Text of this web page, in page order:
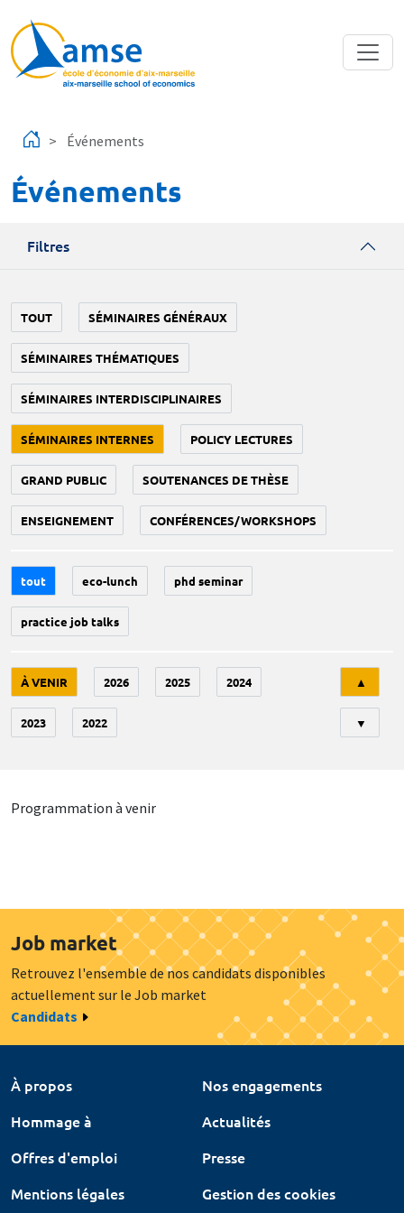
Événements
Événements
Filtres
TOUT SÉMINAIRES GÉNÉRAUX
SÉMINAIRES THÉMATIQUES
SÉMINAIRES INTERDISCIPLINAIRES
SÉMINAIRES INTERNES POLICY LECTURES
GRAND PUBLIC SOUTENANCES DE THÈSE
ENSEIGNEMENT CONFÉRENCES/WORKSHOPS
tout eco-lunch phd seminar
practice job talks
À VENIR 2026 2025 2024
2023 2022
▲
▼
Programmation à venir
Job market
Retrouvez l'ensemble de nos candidats disponibles
actuellement sur le Job market
Candidats
À propos
Nos engagements
Hommage à
Actualités
Offres d'emploi
Presse
Mentions légales
Gestion des cookies